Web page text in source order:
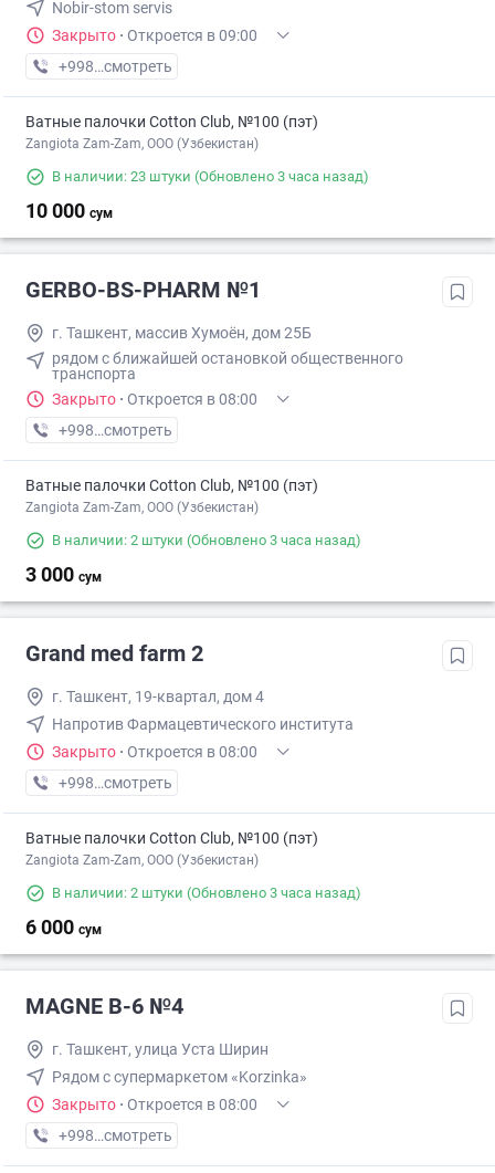
Nobir-stom servis
Закрыто · Откроется в 09:00
+998 (97) XXX-XX-XX
смотреть
Ватные палочки Cotton Club, №100 (пэт)
Zangiota Zam-Zam, OOO (Узбекистан)
В наличии: 23 штуки (Обновлено 3 часа назад)
10 000 сум
GERBO-BS-PHARM №1
г. Ташкент, массив Хумоён, дом 25Б
рядом с ближайшей остановкой общественного
транспорта
Закрыто · Откроется в 08:00
+998 (94) XXX-XX-XX
смотреть
Ватные палочки Cotton Club, №100 (пэт)
Zangiota Zam-Zam, OOO (Узбекистан)
В наличии: 2 штуки (Обновлено 3 часа назад)
3 000 сум
Grand med farm 2
г. Ташкент, 19-квартал, дом 4
Напротив Фармацевтического института
Закрыто · Откроется в 08:00
+998 (95) XXX-XX-XX
смотреть
Ватные палочки Cotton Club, №100 (пэт)
Zangiota Zam-Zam, OOO (Узбекистан)
В наличии: 2 штуки (Обновлено 3 часа назад)
6 000 сум
MAGNE B-6 №4
г. Ташкент, улица Уста Ширин
Рядом с супермаркетом «Korzinka»
Закрыто · Откроется в 08:00
+998 (71) XXX-XX-XX
смотреть